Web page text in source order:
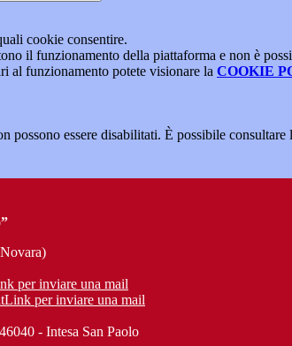
cookie consentire.
il funzionamento della piattaforma e non è
al funzionamento potete visionare la COOKIE
possono essere disabilitati. È possibile
per inviare una mail
Link per inviare una mail
- Intesa San Paolo